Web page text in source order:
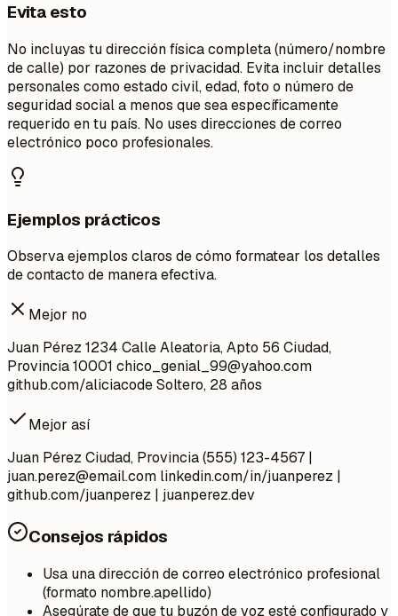
Evita esto
No incluyas tu dirección física completa (número/nombre
de calle) por razones de privacidad. Evita incluir detalles
personales como estado civil, edad, foto o número de
seguridad social a menos que sea específicamente
requerido en tu país. No uses direcciones de correo
electrónico poco profesionales.
Ejemplos prácticos
Observa ejemplos claros de cómo formatear los detalles
de contacto de manera efectiva.
Mejor no
Juan Pérez 1234 Calle Aleatoria, Apto 56 Ciudad,
Provincia 10001 chico_genial_99@yahoo.com
github.com/aliciacode Soltero, 28 años
Mejor así
Juan Pérez Ciudad, Provincia (555) 123-4567 |
juan.perez@email.com linkedin.com/in/juanperez |
github.com/juanperez | juanperez.dev
Consejos rápidos
Usa una dirección de correo electrónico profesional
(formato nombre.apellido)
Asegúrate de que tu buzón de voz esté configurado y